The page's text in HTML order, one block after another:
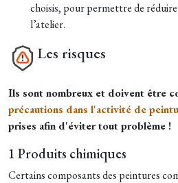
choisis, pour permettre de
l’atelier.
Les risques
Ils sont nombreux et doivent être
précautions dans l'activité de
prises afin d'éviter tout problème !
1 Produits chimiques
Certains composants des peintures